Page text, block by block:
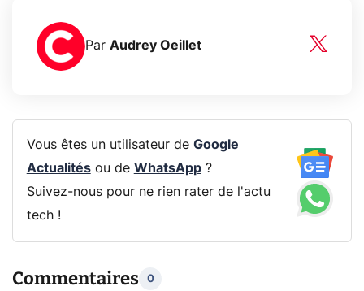
Par Audrey Oeillet
Vous êtes un utilisateur de Google
Actualitésou de WhatsApp?
Suivez-nous pour ne rien rater de l'actu
tech !
Commentaires 0